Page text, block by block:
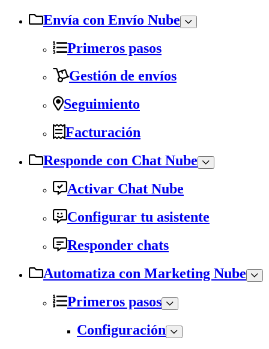
Envía con Envío Nube
Primeros pasos
Gestión de envíos
Seguimiento
Facturación
Responde con Chat Nube
Activar Chat Nube
Configurar tu asistente
Responder chats
Automatiza con Marketing Nube
Primeros pasos
Configuración